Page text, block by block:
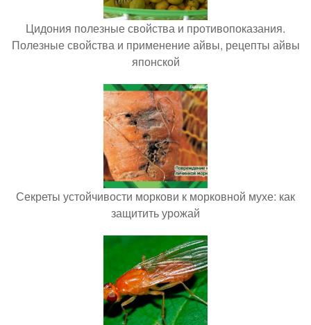
Цидония полезные свойства и противопоказания.
Полезные свойства и применение айвы, рецепты айвы
японской
Секреты устойчивости моркови к морковной мухе: как
защитить урожай